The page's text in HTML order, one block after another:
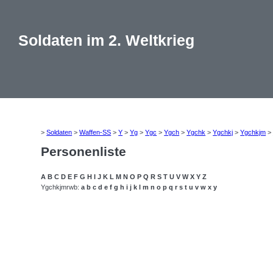
Soldaten im 2. Weltkrieg
>Soldaten >Waffen-SS >Y >Yg >Ygc >Ygch >Ygchk >Ygchkj >Ygchkjm >
Personenliste
A B C D E F G H I J K L M N O P Q R S T U V W X Y Z
Ygchkjmrwb:a b c d e f g h i j k l m n o p q r s t u v w x y